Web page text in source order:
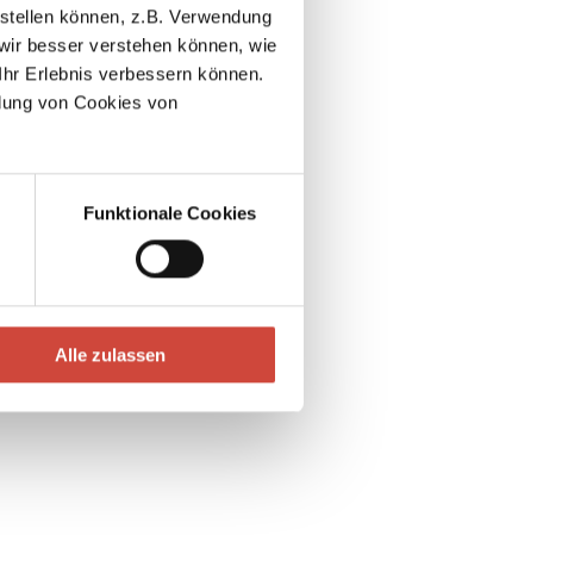
können, z.B. Verwendung
besser verstehen können, wie
Erlebnis verbessern können.
von Cookies von
Funktionale Cookies
Alle zulassen